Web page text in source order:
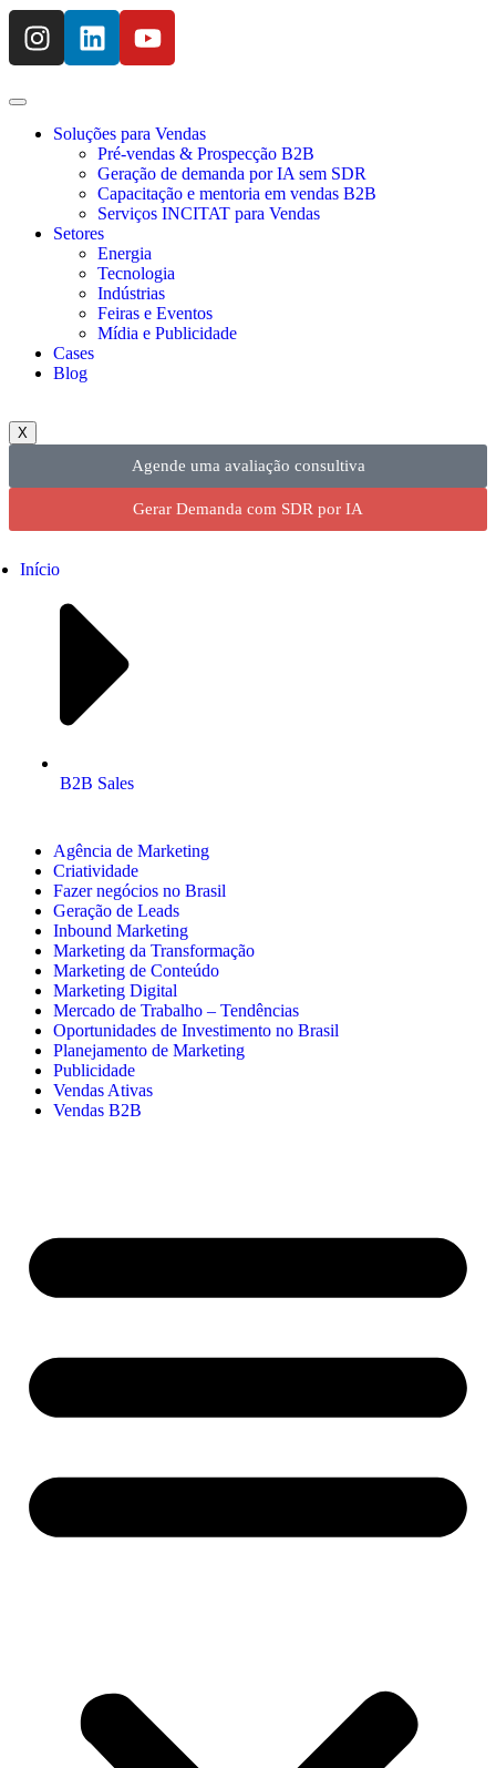
Soluções para Vendas
Pré-vendas & Prospecção B2B
Geração de demanda por IA sem SDR
Capacitação e mentoria em vendas B2B
Serviços INCITAT para Vendas
Setores
Energia
Tecnologia
Indústrias
Feiras e Eventos
Mídia e Publicidade
Cases
Blog
X
Agende uma avaliação consultiva
Gerar Demanda com SDR por IA
Início
B2B Sales
Agência de Marketing
Criatividade
Fazer negócios no Brasil
Geração de Leads
Inbound Marketing
Marketing da Transformação
Marketing de Conteúdo
Marketing Digital
Mercado de Trabalho – Tendências
Oportunidades de Investimento no Brasil
Planejamento de Marketing
Publicidade
Vendas Ativas
Vendas B2B